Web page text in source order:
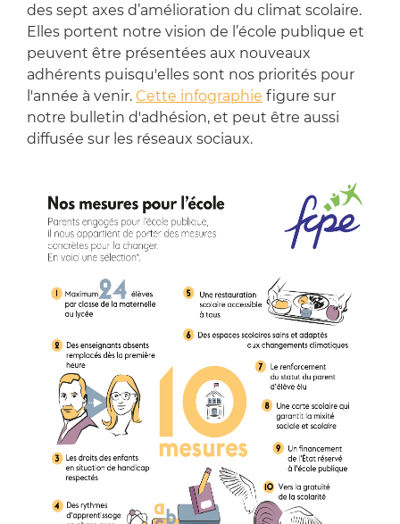
des sept axes d’amélioration du climat scolaire.
Elles portent notre vision de l’école publique et
peuvent être présentées aux nouveaux
adhérents puisqu'elles sont nos priorités pour
l'année à venir. Cette infographie figure sur
notre bulletin d'adhésion, et peut être aussi
diffusée sur les réseaux sociaux.